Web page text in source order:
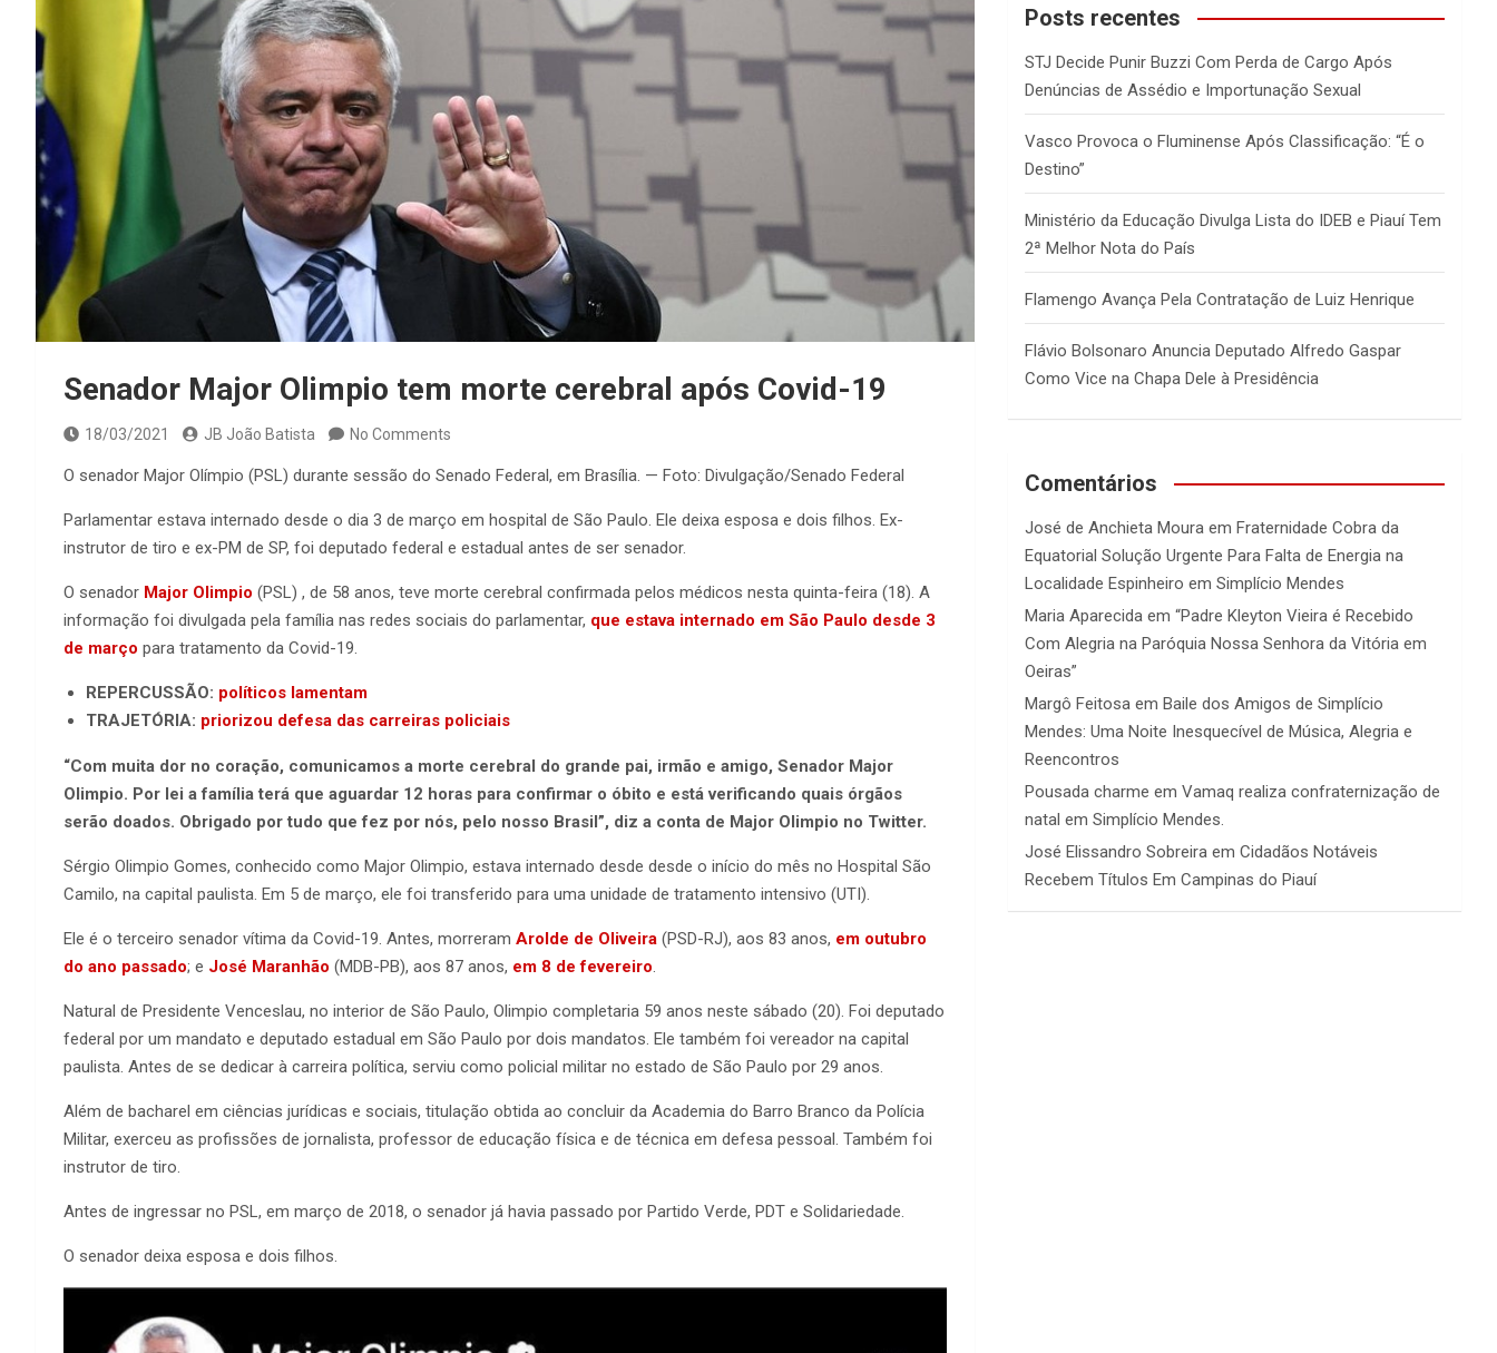
Senador Major Olimpio tem morte cerebral após Covid-19
18/03/2021 JB João Batista No Comments
O senador Major Olímpio (PSL) durante sessão do Senado Federal, em Brasília. — Foto: Divulgação/Senado Federal
Parlamentar estava internado desde o dia 3 de março em hospital de São Paulo. Ele deixa esposa e dois filhos. Ex-
instrutor de tiro e ex-PM de SP, foi deputado federal e estadual antes de ser senador.
O senador Major Olimpio (PSL) , de 58 anos, teve morte cerebral confirmada pelos médicos nesta quinta-feira (18). A
informação foi divulgada pela família nas redes sociais do parlamentar, que estava internado em São Paulo desde 3
de março para tratamento da Covid-19.
REPERCUSSÃO: políticos lamentam
TRAJETÓRIA: priorizou defesa das carreiras policiais
“Com muita dor no coração, comunicamos a morte cerebral do grande pai, irmão e amigo, Senador Major
Olimpio. Por lei a família terá que aguardar 12 horas para confirmar o óbito e está verificando quais órgãos
serão doados. Obrigado por tudo que fez por nós, pelo nosso Brasil”, diz a conta de Major Olimpio no Twitter.
Sérgio Olimpio Gomes, conhecido como Major Olimpio, estava internado desde desde o início do mês no Hospital São
Camilo, na capital paulista. Em 5 de março, ele foi transferido para uma unidade de tratamento intensivo (UTI).
Ele é o terceiro senador vítima da Covid-19. Antes, morreram Arolde de Oliveira (PSD-RJ), aos 83 anos, em outubro
do ano passado; e José Maranhão (MDB-PB), aos 87 anos, em 8 de fevereiro.
Natural de Presidente Venceslau, no interior de São Paulo, Olimpio completaria 59 anos neste sábado (20). Foi deputado
federal por um mandato e deputado estadual em São Paulo por dois mandatos. Ele também foi vereador na capital
paulista. Antes de se dedicar à carreira política, serviu como policial militar no estado de São Paulo por 29 anos.
Além de bacharel em ciências jurídicas e sociais, titulação obtida ao concluir da Academia do Barro Branco da Polícia
Militar, exerceu as profissões de jornalista, professor de educação física e de técnica em defesa pessoal. Também foi
instrutor de tiro.
Antes de ingressar no PSL, em março de 2018, o senador já havia passado por Partido Verde, PDT e Solidariedade.
O senador deixa esposa e dois filhos.
c
Posts recentes
STJ Decide Punir Buzzi Com Perda de Cargo Após
Denúncias de Assédio e Importunação Sexual
Vasco Provoca o Fluminense Após Classificação: “É o
Destino”
Ministério da Educação Divulga Lista do IDEB e Piauí Tem
2ª Melhor Nota do País
Flamengo Avança Pela Contratação de Luiz Henrique
Flávio Bolsonaro Anuncia Deputado Alfredo Gaspar
Como Vice na Chapa Dele à Presidência
Comentários
José de Anchieta Moura emFraternidade Cobra da
Equatorial Solução Urgente Para Falta de Energia na
Localidade Espinheiro em Simplício Mendes
Maria Aparecida em“Padre Kleyton Vieira é Recebido
Com Alegria na Paróquia Nossa Senhora da Vitória em
Oeiras”
Margô Feitosa emBaile dos Amigos de Simplício
Mendes: Uma Noite Inesquecível de Música, Alegria e
Reencontros
Pousada charme emVamaq realiza confraternização de
natal em Simplício Mendes.
José Elissandro Sobreira emCidadãos Notáveis
Recebem Títulos Em Campinas do Piauí